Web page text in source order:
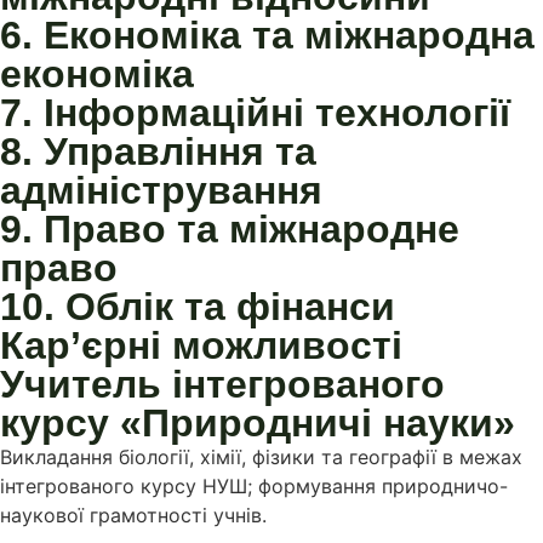
6. Економіка та міжнародна
економіка
7. Інформаційні технології
8. Управління та
адміністрування
9. Право та міжнародне
право
10. Облік та фінанси
Кар’єрні можливості
Учитель інтегрованого
курсу «Природничі науки»
Викладання біології, хімії, фізики та географії в межах
інтегрованого курсу НУШ; формування природничо-
наукової грамотності учнів.